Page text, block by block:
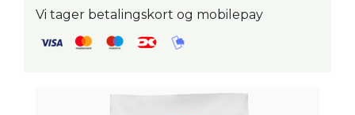
Vi tager betalingskort og mobilepay